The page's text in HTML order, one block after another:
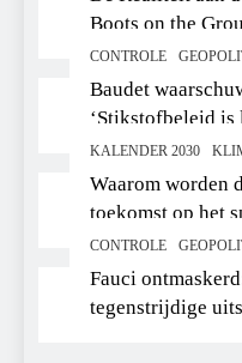
Boots on the
CONTROLE
Baudet
‘Stikstofbeleid
en immigratie’.
KALENDER 2030
Waarom worden
toekomst op het
buitengesloten?
CONTROLE
Fauci
tegenstrijdige